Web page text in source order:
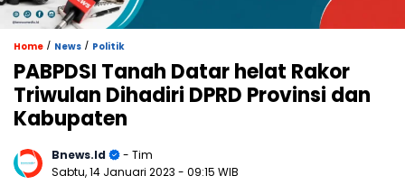
Home / News / Politik
PABPDSI Tanah Datar helat Rakor
Triwulan Dihadiri DPRD Provinsi dan
Kabupaten
Bnews.id
- Tim
Sabtu, 14 Januari 2023 - 09:15 WIB